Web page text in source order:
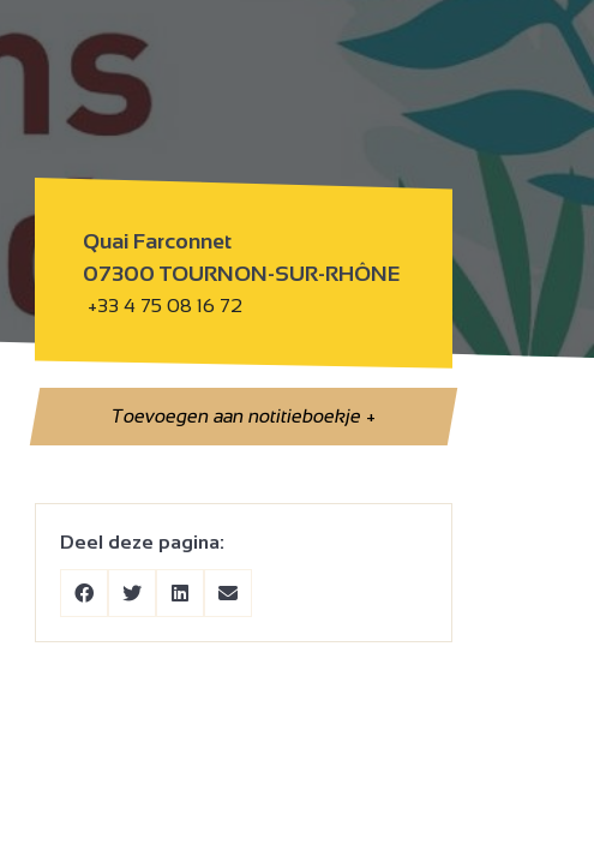
Quai Farconnet
07300 TOURNON-SUR-RHÔNE
+33 4 75 08 16 72
Toevoegen aan notitieboekje+
Deel deze pagina: